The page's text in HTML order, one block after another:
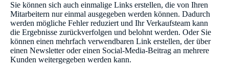
Sie können sich auch einmalige Links erstellen, die von Ihren
Mitarbeitern nur einmal ausgegeben werden können. Dadurch
werden mögliche Fehler reduziert und Ihr Verkaufsteam kann
die Ergebnisse zurückverfolgen und belohnt werden. Oder Sie
können einen mehrfach verwendbaren Link erstellen, der über
einen Newsletter oder einen Social-Media-Beitrag an mehrere
Kunden weitergegeben werden kann.